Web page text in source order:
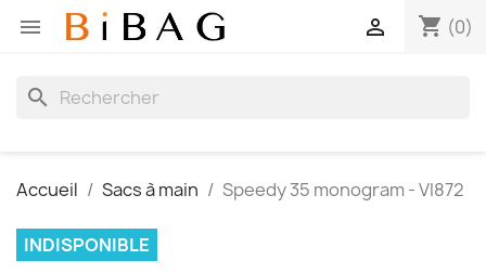
 shopping_cart (0)

search
Accueil Sacs à main Speedy 35 monogram - VI872
INDISPONIBLE